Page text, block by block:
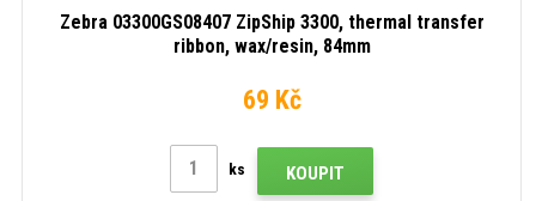
Zebra 03300GS08407 ZipShip 3300, thermal transfer
ribbon, wax/resin, 84mm
69 Kč
ks KOUPIT